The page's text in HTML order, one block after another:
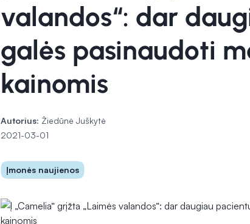
valandos“: dar
galės pasinaudoti
kainomis
Autorius: Žiedūnė Juškytė
2021-03-01
Įmonės naujienos